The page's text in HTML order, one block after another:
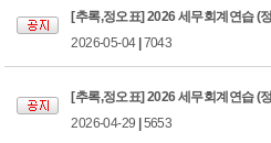
2026-05-04 7043
2026-04-29 5653